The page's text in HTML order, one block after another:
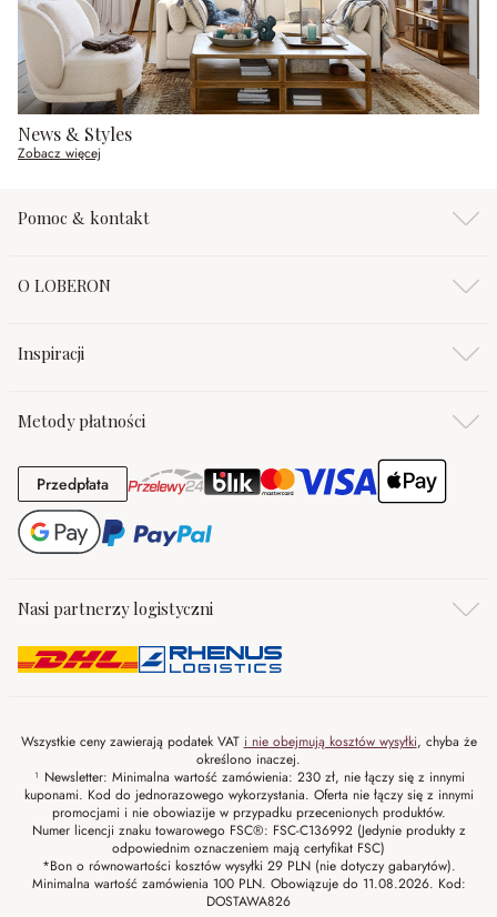
News & Styles
Zobacz więcej
Pomoc & kontakt
O LOBERON
Inspiracji
Metody płatności
PrzedpłataPrzedpłata
Nasi partnerzy logistyczni
Wszystkie ceny zawierają podatek VAT i nie obejmują kosztów wysyłki, chyba że
określono inaczej.
¹ Newsletter: Minimalna wartość zamówienia: 230 zł, nie łączy się z innymi
kuponami. Kod do jednorazowego wykorzystania. Oferta nie łączy się z innymi
promocjami i nie obowiazije w przypadku przecenionych produktów.
Numer licencji znaku towarowego FSC®: FSC-C136992 (Jedynie produkty z
odpowiednim oznaczeniem mają certyfikat FSC)
*Bon o równowartości kosztów wysyłki 29 PLN (nie dotyczy gabarytów).
Minimalna wartość zamówienia 100 PLN. Obowiązuje do 11.08.2026. Kod:
DOSTAWA826